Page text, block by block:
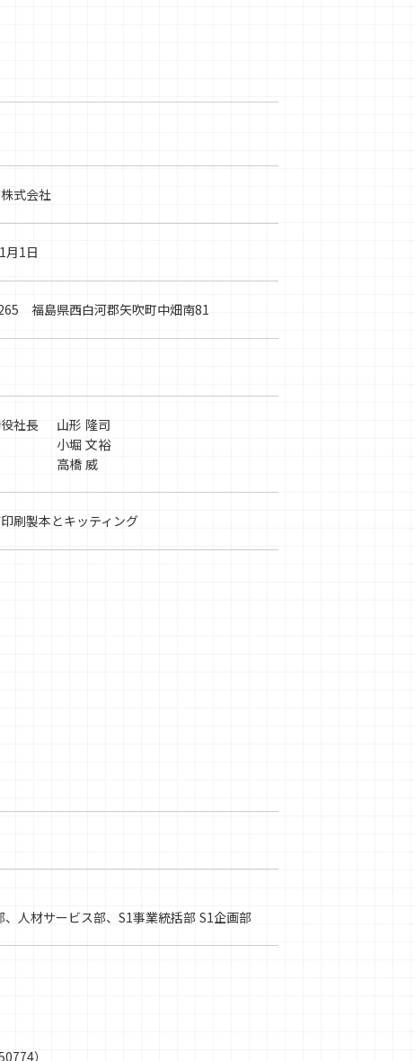
式会社
月1日
福島県西白河郡矢吹町中畑南81
社長
山形 隆司
小堀 文裕
高橋 威
刷製本とキッティング
人材サービス部、S1事業統括部 S1企画部
）